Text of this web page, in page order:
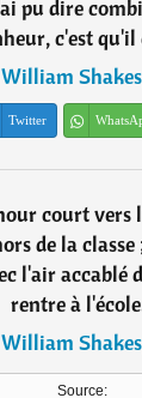
pu dire
c'est
William
Twitter
court
de la
l'air accablé
rentre à
William
Source: